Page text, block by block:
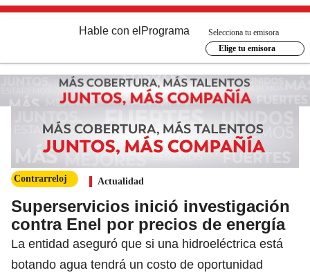
Hable con el Programa
Selecciona tu emisora
Elige tu emisora
Contrarreloj Actualidad
Superservicios inició investigación
contra Enel por precios de energía
La entidad aseguró que si una hidroeléctrica está
botando agua tendrá un costo de oportunidad